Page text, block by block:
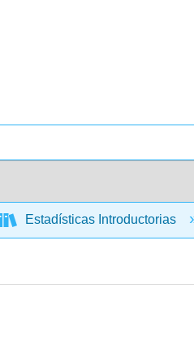
Estadísticas Introductorias